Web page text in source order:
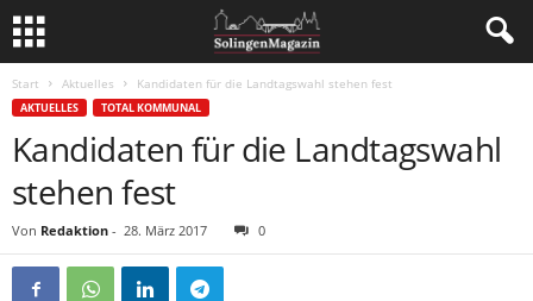
Start Aktuelles Kandidaten für die Landtagswahl stehen fest
AKTUELLES TOTAL KOMMUNAL
Kandidaten für die Landtagswahl
stehen fest
Von Redaktion - 28. März 2017 0